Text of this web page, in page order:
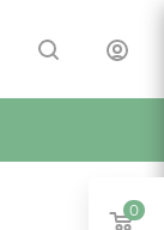
0